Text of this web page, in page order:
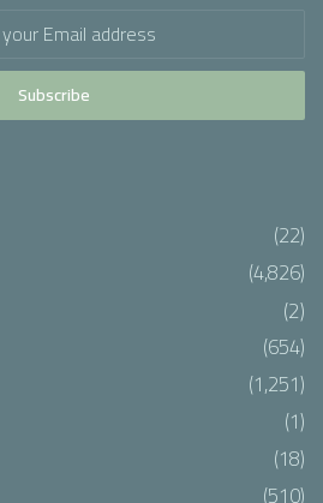
(22)
(4,826)
(2)
(654)
(1,251)
(1)
(18)
(510)